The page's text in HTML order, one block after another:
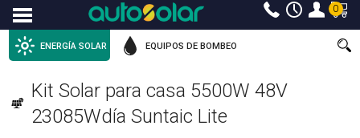
Menu 0
ENERGÍA SOLAR EQUIPOS DE BOMBEO
Kit Solar para casa 5500W 48V
23085Wdía Suntaic Lite